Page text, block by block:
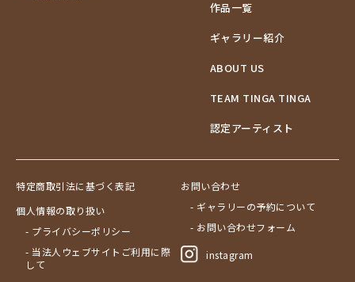
作品一覧
ギャラリー紹介
ABOUT US
TEAM TINGA TINGA
認定アーティスト
特定商取引法に基づく表記
個人情報の取り扱い
- プライバシーポリシー
- 当法人ウェブサイトご利用に際
して
お問い合わせ
- ギャラリーの予約について
- お問い合わせフォーム
instagram